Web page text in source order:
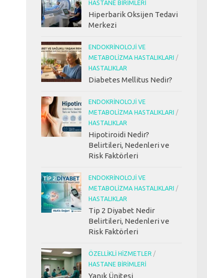
HASTANE BIRIMLERI
Hiperbarik Oksijen Tedavi
Merkezi
ENDOKRINOLOJI VE
METABOLIZMA HASTALIKLARI /
HASTALIKLAR
Diabetes Mellitus Nedir?
ENDOKRINOLOJI VE
METABOLIZMA HASTALIKLARI /
HASTALIKLAR
Hipotiroidi Nedir?
Belirtileri, Nedenleri ve
Risk Faktörleri
ENDOKRINOLOJI VE
METABOLIZMA HASTALIKLARI /
HASTALIKLAR
Tip 2 Diyabet Nedir
Belirtileri, Nedenleri ve
Risk Faktörleri
ÖZELLIKLI HIZMETLER /
HASTANE BIRIMLERI
Yanık Ünitesi